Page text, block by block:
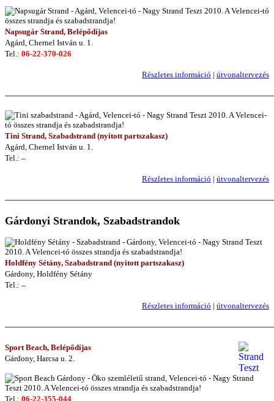
Napsugár Strand, Belépődíjas
Agárd, Chernel István u. 1.
Tel.: 06-22-370-026
Részletes információ | útvonaltervezés
Tini Strand, Szabadstrand (nyitott partszakasz)
Agárd, Chernel István u. 1.
Tel.: –
Részletes információ | útvonaltervezés
Gárdonyi Strandok, Szabadstrandok
Holdfény Sétány, Szabadstrand (nyitott partszakasz)
Gárdony, Holdfény Sétány
Tel.: –
Részletes információ | útvonaltervezés
Sport Beach, Belépődíjas
Gárdony, Harcsa u. 2.
Tel.: 06-22-355-044